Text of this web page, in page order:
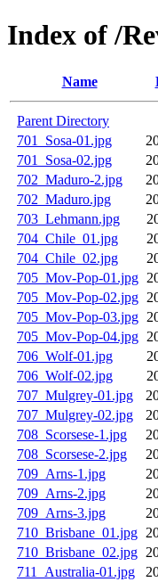
Index of /
Name
Parent Directory
701_Sosa-01.jpg
701_Sosa-02.jpg
702_Maduro-2.jpg
702_Maduro.jpg
703_Lehmann.jpg
704_Chile_01.jpg
704_Chile_02.jpg
705_Mov-Pop-01.jpg
705_Mov-Pop-02.jpg
705_Mov-Pop-03.jpg
705_Mov-Pop-04.jpg
706_Wolf-01.jpg
706_Wolf-02.jpg
707_Mulgrey-01.jpg
707_Mulgrey-02.jpg
708_Scorsese-1.jpg
708_Scorsese-2.jpg
709_Arns-1.jpg
709_Arns-2.jpg
709_Arns-3.jpg
710_Brisbane_01.jpg
710_Brisbane_02.jpg
711_Australia-01.jpg